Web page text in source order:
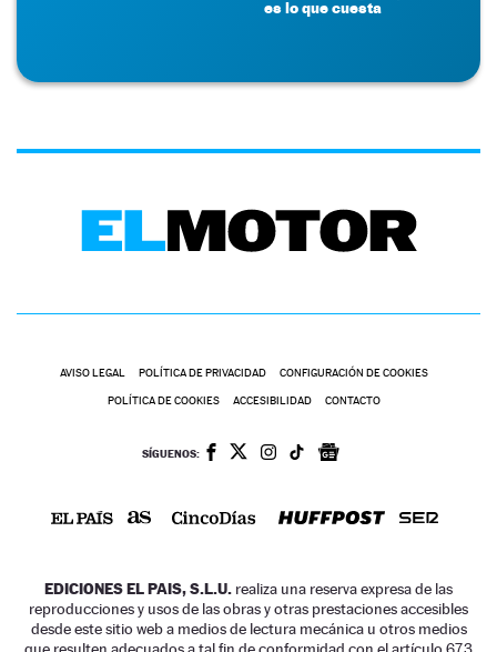
es lo que cuesta
AVISO LEGAL POLÍTICA DE PRIVACIDAD CONFIGURACIÓN DE COOKIES
POLÍTICA DE COOKIES ACCESIBILIDAD CONTACTO
SÍGUENOS:
EDICIONES EL PAIS, S.L.U. realiza una reserva expresa de las
reproducciones y usos de las obras y otras prestaciones accesibles
desde este sitio web a medios de lectura mecánica u otros medios